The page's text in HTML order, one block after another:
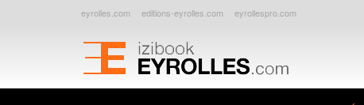
eyrolles.com editions-eyrolles.com eyrollespro.com